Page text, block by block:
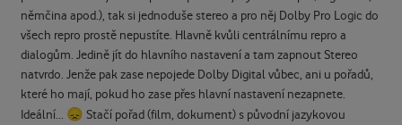
němčina apod.), tak si jednoduše stereo a pro něj Dolby Pro Logic do
všech repro prostě nepustíte. Hlavně kvůli centrálnímu repro a
dialogům. Jedině jít do hlavního nastavení a tam zapnout Stereo
natvrdo. Jenže pak zase nepojede Dolby Digital vůbec, ani u pořadů,
které ho mají, pokud ho zase přes hlavní nastavení nezapnete.
Ideální... 😞 Stačí pořad (film, dokument) s původní jazykovou